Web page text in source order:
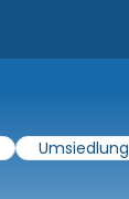
Umsiedlung